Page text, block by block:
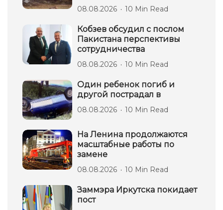
08.08.2026 10 Min Read
Кобзев обсудил с послом
Пакистана перспективы
сотрудничества
08.08.2026 10 Min Read
Один ребенок погиб и
другой пострадал в
08.08.2026 10 Min Read
На Ленина продолжаются
масштабные работы по
замене
08.08.2026 10 Min Read
Заммэра Иркутска покидает
пост